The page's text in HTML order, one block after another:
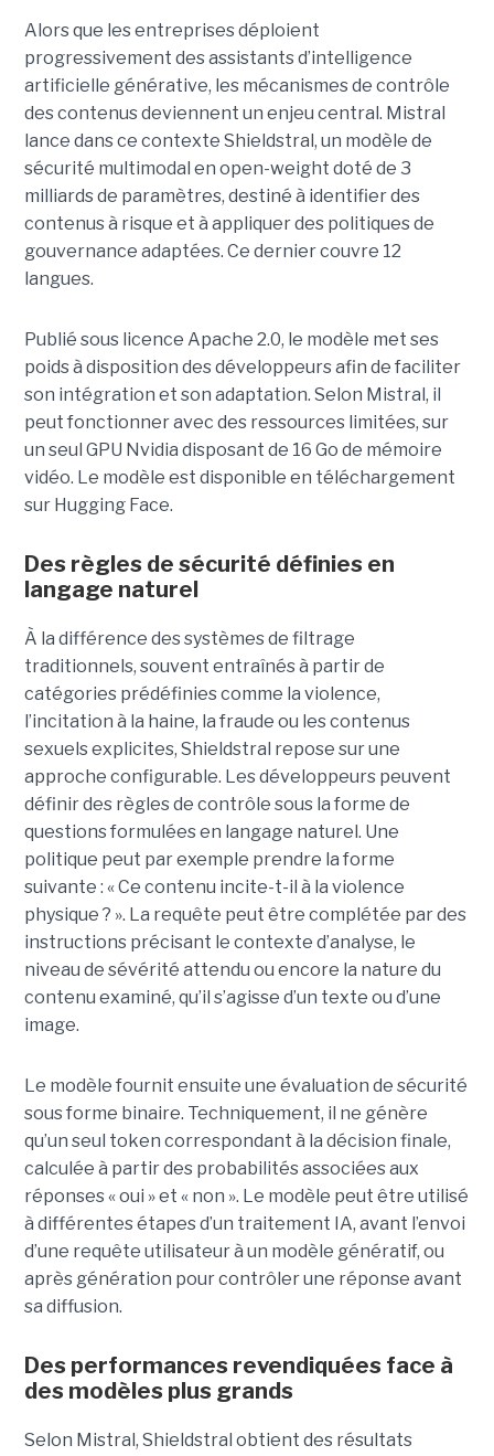
Alors que les entreprises déploient
progressivement des assistants d’intelligence
artificielle générative, les mécanismes de contrôle
des contenus deviennent un enjeu central. Mistral
lance dans ce contexte Shieldstral, un modèle de
sécurité multimodal en open-weight doté de 3
milliards de paramètres, destiné à identifier des
contenus à risque et à appliquer des politiques de
gouvernance adaptées. Ce derniercouvre 12
langues.
Publié sous licence Apache 2.0, le modèle met ses
poids à disposition des développeurs afin de faciliter
son intégration et son adaptation. Selon Mistral, il
peut fonctionner avec des ressources limitées, sur
un seul GPU Nvidia disposant de 16 Go de mémoire
vidéo. Le modèle est disponible en téléchargement
sur Hugging Face.
Des règles de sécurité définies en
langage naturel
À la différence des systèmes de filtrage
traditionnels, souvent entraînés à partir de
catégories prédéfinies comme la violence,
l’incitation à la haine, la fraude ou les contenus
sexuels explicites, Shieldstral repose sur une
approche configurable. Les développeurs peuvent
définir des règles de contrôle sous la forme de
questions formulées en langage naturel. Une
politique peut par exemple prendre la forme
suivante : « Ce contenu incite-t-il à la violence
physique ? ». La requête peut être complétée par des
instructions précisant le contexte d’analyse, le
niveau de sévérité attendu ou encore la nature du
contenu examiné, qu’il s’agisse d’un texte ou d’une
image.
Le modèle fournit ensuite une évaluation de sécurité
sous forme binaire. Techniquement, il ne génère
qu’un seul token correspondant à la décision finale,
calculée à partir des probabilités associées aux
réponses « oui » et « non ». Le modèle peut être utilisé
à différentes étapes d’un traitement IA, avant l’envoi
d’une requête utilisateur à un modèle génératif, ou
après génération pour contrôler une réponse avant
sa diffusion.
Des performances revendiquées face à
des modèles plus grands
Selon Mistral, Shieldstral obtient des résultats